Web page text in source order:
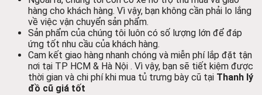
hàng cho khách hàng. Vì vậy, bạn không cần phải lo lắng
về việc vận chuyển sản phẩm.
Sản phẩm của chúng tôi luôn có số lượng lớn để đáp
ứng tốt nhu cầu của khách hàng.
Cam kết giao hàng nhanh chóng và miễn phí lắp đặt tận
nơi tại TP HCM & Hà Nội . Vì vậy, bạn sẽ tiết kiệm được
thời gian và chi phí khi mua tủ trưng bày cũ tại Thanh lý
đồ cũ giá tốt